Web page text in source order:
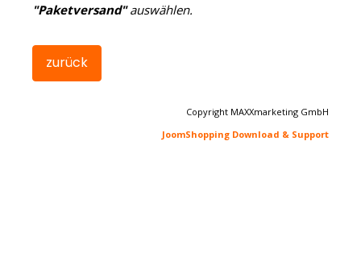
"Paketversand"auswählen.
Copyright MAXXmarketing GmbH
JoomShopping Download & Support